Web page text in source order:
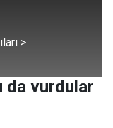
>
da vurdular